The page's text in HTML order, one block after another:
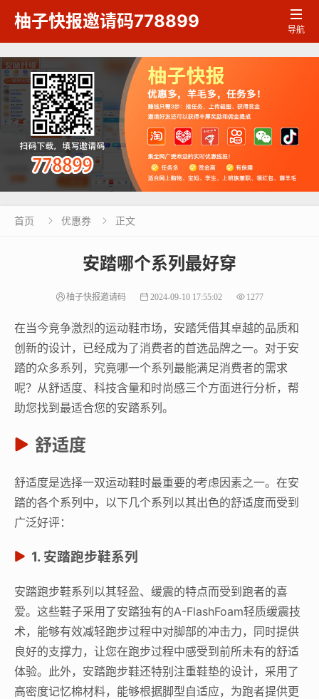
柚子快报邀请码778899 
导航
首页  优惠券  正文
安踏哪个系列最好穿
柚子快报邀请码 2024-09-10 17:55:02 1277
在当今竞争激烈的运动鞋市场，安踏凭借其卓越的品质和
创新的设计，已经成为了消费者的首选品牌之一。对于安
踏的众多系列，究竟哪一个系列最能满足消费者的需求
呢？从舒适度、科技含量和时尚感三个方面进行分析，帮
助您找到最适合您的安踏系列。
舒适度
舒适度是选择一双运动鞋时最重要的考虑因素之一。在安
踏的各个系列中，以下几个系列以其出色的舒适度而受到
广泛好评：
1. 安踏跑步鞋系列
安踏跑步鞋系列以其轻盈、缓震的特点而受到跑者的喜
爱。这些鞋子采用了安踏独有的A-FlashFoam轻质缓震技
术，能够有效减轻跑步过程中对脚部的冲击力，同时提供
良好的支撑力，让您在跑步过程中感受到前所未有的舒适
体验。此外，安踏跑步鞋还特别注重鞋垫的设计，采用了
高密度记忆棉材料，能够根据脚型自适应，为跑者提供更